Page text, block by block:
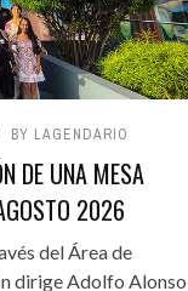
BY LAGENDARIO
DE UNA MESA
2026
del Área de
dirige Adolfo Alonso